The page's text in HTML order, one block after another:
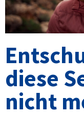
diese
nicht